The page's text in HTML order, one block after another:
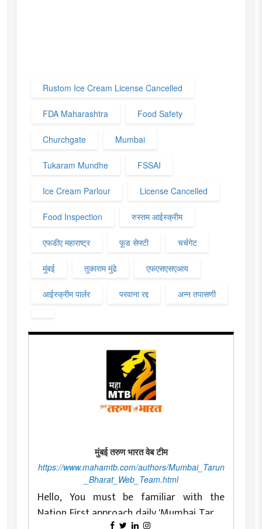
Rustom Ice Cream License Cancelled
FDA Maharashtra Food Safety
Churchgate Mumbai
Tukaram Mundhe FSSAI
Ice Cream Parlour License Cancelled
Food Inspection रुस्तम आईस्क्रीम
एफडीए महाराष्ट्र फूड सेफ्टी चर्चगेट
मुंबई तुकाराम मुंढे एफएसएसएआय
आईस्क्रीम पार्लर परवाना रद्द अन्न तपासणी
मुंबई तरुण भारत वेब टीम
https://www.mahamtb.com/authors/Mumbai_Tarun
_Bharat_Web_Team.html
Hello, You must be familiar with the
Nation First approach daily 'Mumbai Tarun